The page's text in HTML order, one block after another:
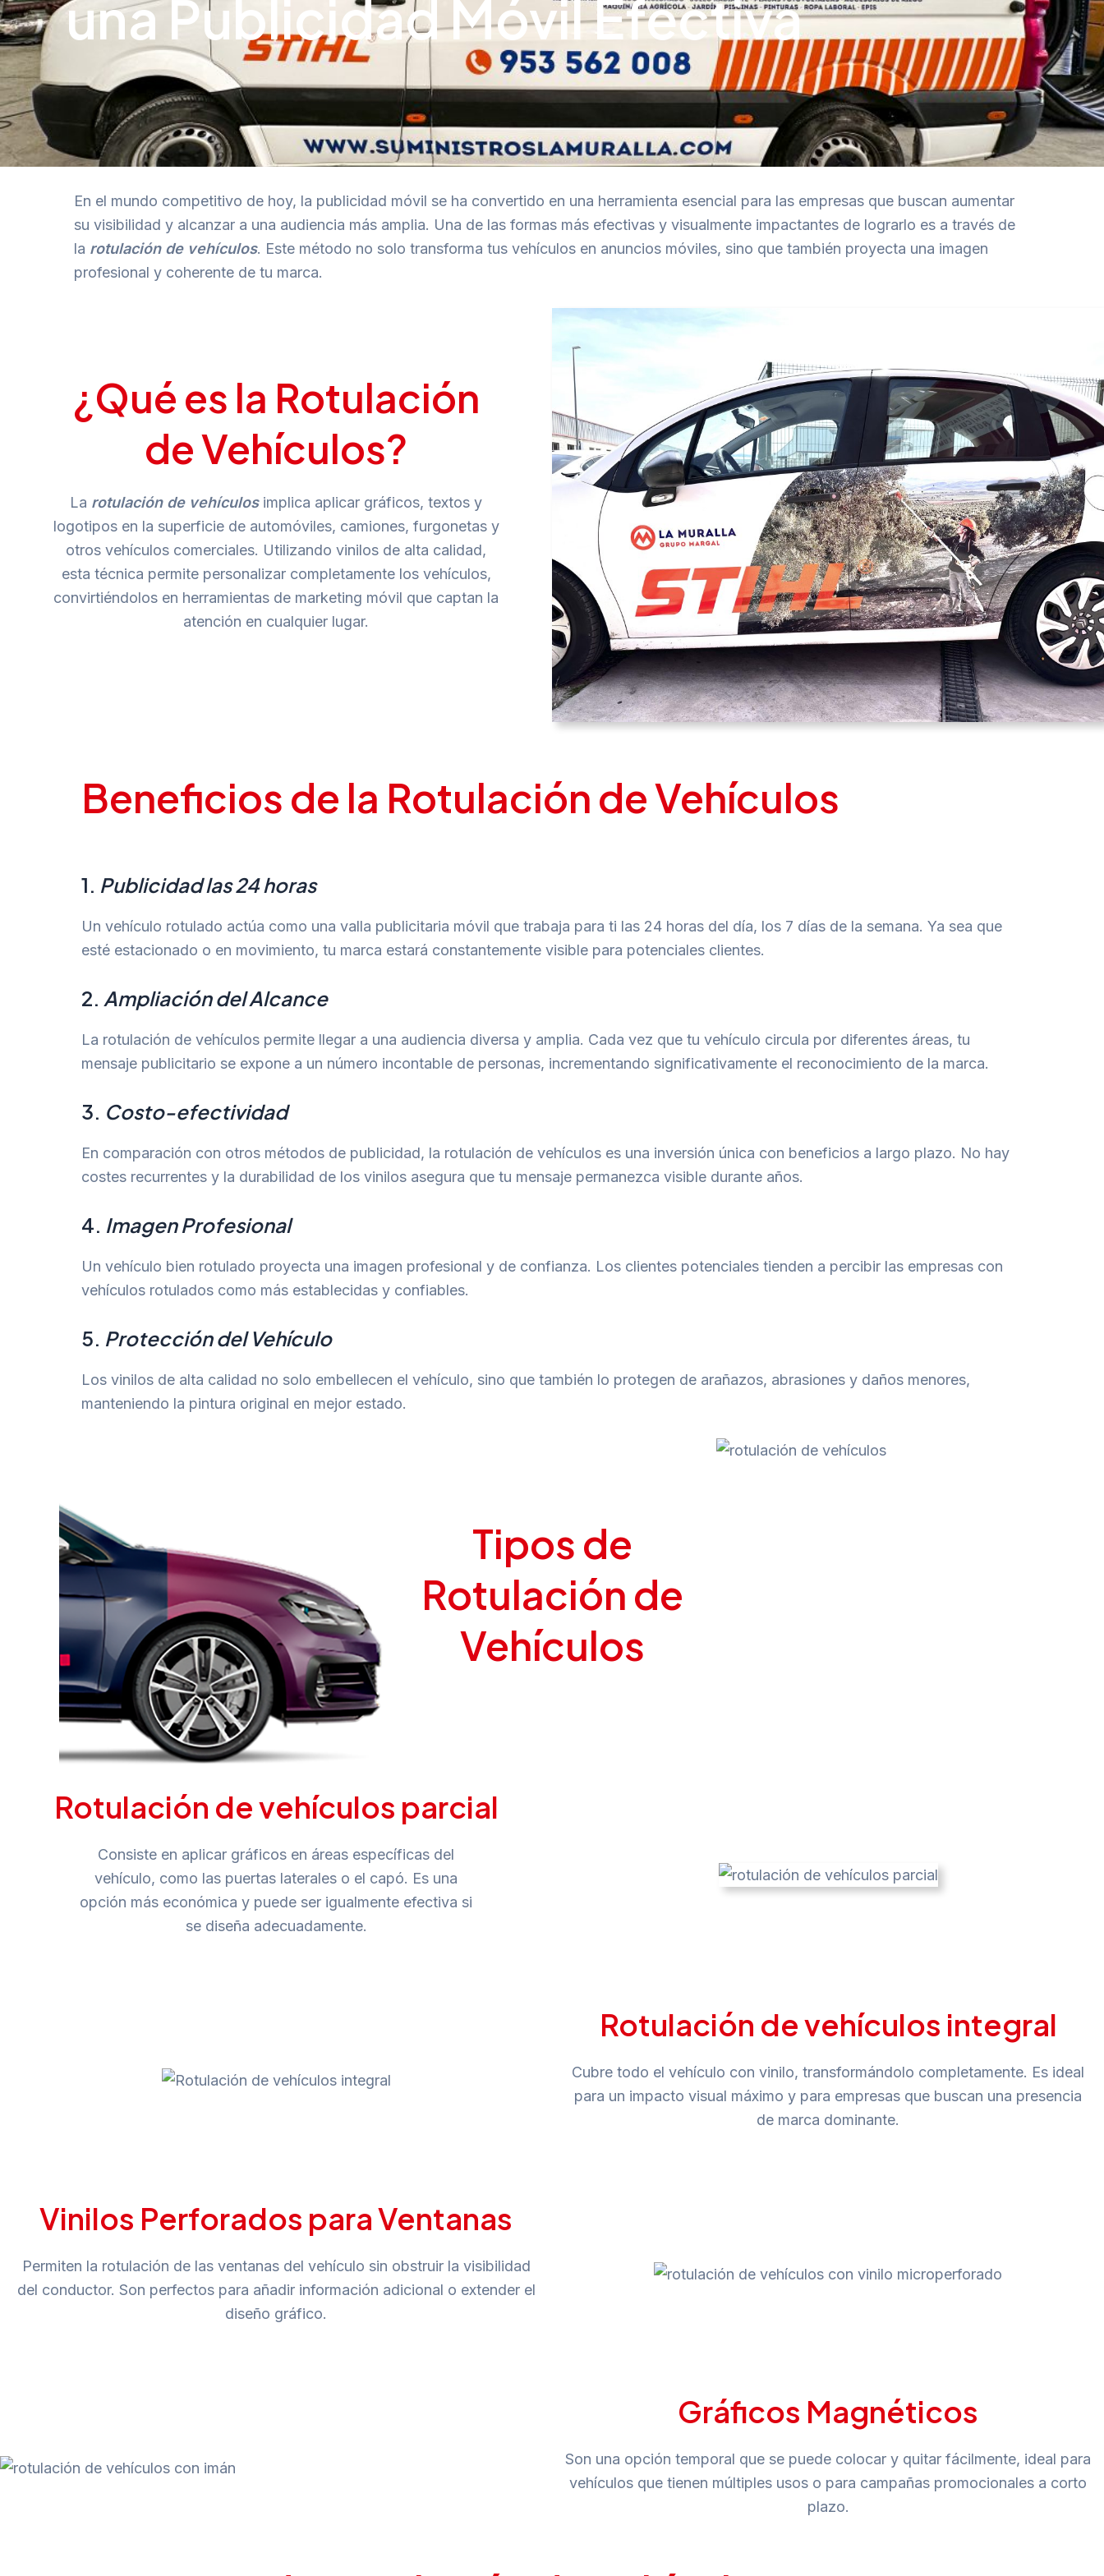
una Publicidad Móvil Efectiva
En el mundo competitivo de hoy, la publicidad móvil se ha convertido en una herramienta esencial para las empresas que buscan aumentar
su visibilidad y alcanzar a una audiencia más amplia. Una de las formas más efectivas y visualmente impactantes de lograrlo es a través de
la rotulación de vehículos. Este método no solo transforma tus vehículos en anuncios móviles, sino que también proyecta una imagen
profesional y coherente de tu marca.
¿Qué es la Rotulación
de Vehículos?
La rotulación de vehículosimplica aplicar gráficos, textos y
logotipos en la superficie de automóviles, camiones, furgonetas y
otros vehículos comerciales. Utilizando vinilos de alta calidad,
esta técnica permite personalizar completamente los vehículos,
convirtiéndolos en herramientas de marketing móvil que captan la
atención en cualquier lugar.
Beneficios de la Rotulación de Vehículos
1. Publicidad las 24 horas
Un vehículo rotulado actúa como una valla publicitaria móvil que trabaja para ti las 24 horas del día, los 7 días de la semana. Ya sea que
esté estacionado o en movimiento, tu marca estará constantemente visible para potenciales clientes.
2. Ampliación del Alcance
La rotulación de vehículos permite llegar a una audiencia diversa y amplia. Cada vez que tu vehículo circula por diferentes áreas, tu
mensaje publicitario se expone a un número incontable de personas, incrementando significativamente el reconocimiento de la marca.
3. Costo-efectividad
En comparación con otros métodos de publicidad, la rotulación de vehículos es una inversión única con beneficios a largo plazo. No hay
costes recurrentes y la durabilidad de los vinilos asegura que tu mensaje permanezca visible durante años.
4. Imagen Profesional
Un vehículo bien rotulado proyecta una imagen profesional y de confianza. Los clientes potenciales tienden a percibir las empresas con
vehículos rotulados como más establecidas y confiables.
5. Protección del Vehículo
Los vinilos de alta calidad no solo embellecen el vehículo, sino que también lo protegen de arañazos, abrasiones y daños menores,
manteniendo la pintura original en mejor estado.
Tipos de
Rotulación de
Vehículos
Rotulación de vehículos parcial
Consiste en aplicar gráficos en áreas específicas del
vehículo, como las puertas laterales o el capó. Es una
opción más económica y puede ser igualmente efectiva si
se diseña adecuadamente.
Rotulación de vehículos integral
Cubre todo el vehículo con vinilo, transformándolo completamente. Es ideal
para un impacto visual máximo y para empresas que buscan una presencia
de marca dominante.
Vinilos Perforados para Ventanas
Permiten la rotulación de las ventanas del vehículo sin obstruir la visibilidad
del conductor. Son perfectos para añadir información adicional o extender el
diseño gráfico.
Gráficos Magnéticos
Son una opción temporal que se puede colocar y quitar fácilmente, ideal para
vehículos que tienen múltiples usos o para campañas promocionales a corto
plazo.